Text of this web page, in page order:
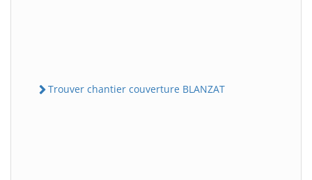
Trouver chantier couverture BLANZAT